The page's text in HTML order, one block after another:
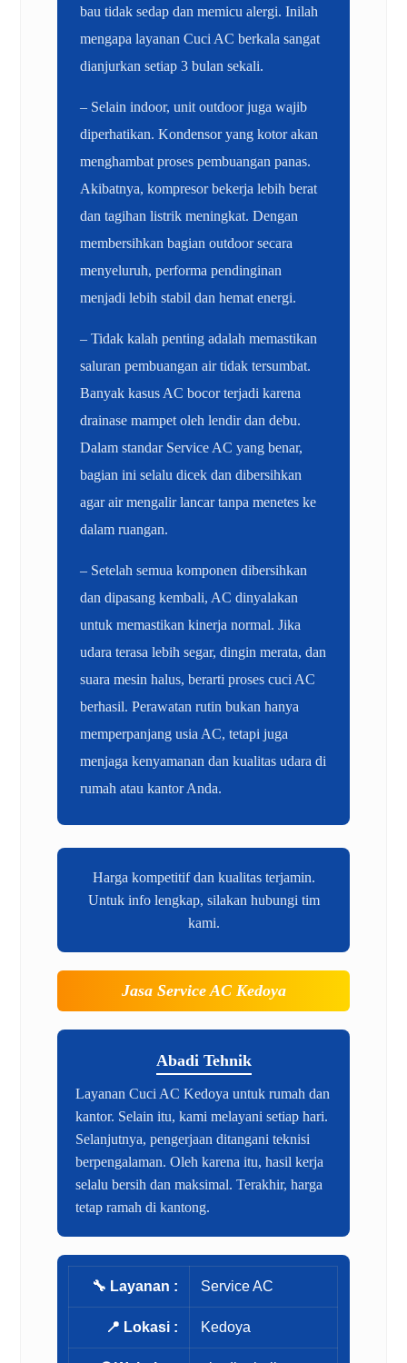
bau tidak sedap dan memicu alergi. Inilah
mengapa layanan Cuci AC berkala sangat
dianjurkan setiap 3 bulan sekali.
– Selain indoor, unit outdoor juga wajib
diperhatikan. Kondensor yang kotor akan
menghambat proses pembuangan panas.
Akibatnya, kompresor bekerja lebih berat
dan tagihan listrik meningkat. Dengan
membersihkan bagian outdoor secara
menyeluruh, performa pendinginan
menjadi lebih stabil dan hemat energi.
– Tidak kalah penting adalah memastikan
saluran pembuangan air tidak tersumbat.
Banyak kasus AC bocor terjadi karena
drainase mampet oleh lendir dan debu.
Dalam standar Service AC yang benar,
bagian ini selalu dicek dan dibersihkan
agar air mengalir lancar tanpa menetes ke
dalam ruangan.
– Setelah semua komponen dibersihkan
dan dipasang kembali, AC dinyalakan
untuk memastikan kinerja normal. Jika
udara terasa lebih segar, dingin merata, dan
suara mesin halus, berarti proses cuci AC
berhasil. Perawatan rutin bukan hanya
memperpanjang usia AC, tetapi juga
menjaga kenyamanan dan kualitas udara di
rumah atau kantor Anda.
Harga kompetitif dan kualitas terjamin.
Untuk info lengkap, silakan hubungi tim
kami.
Jasa Service AC Kedoya
Abadi Tehnik
Layanan Cuci AC Kedoya untuk rumah dan
kantor. Selain itu, kami melayani setiap hari.
Selanjutnya, pengerjaan ditangani teknisi
berpengalaman. Oleh karena itu, hasil kerja
selalu bersih dan maksimal. Terakhir, harga
tetap ramah di kantong.
🔧 Layanan : Service AC
📍 Lokasi : Kedoya